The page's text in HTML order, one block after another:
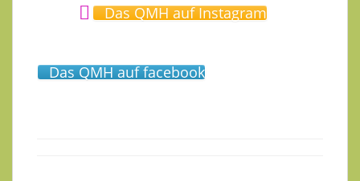
Das QMH auf Instagram
Das QMH auf facebook